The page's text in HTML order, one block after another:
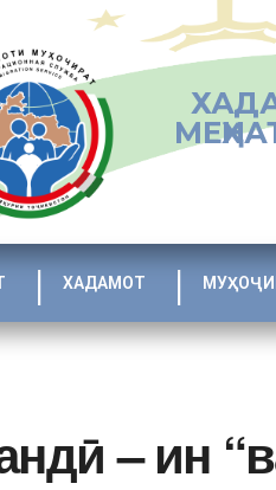
ХАДАМОТ
– ин